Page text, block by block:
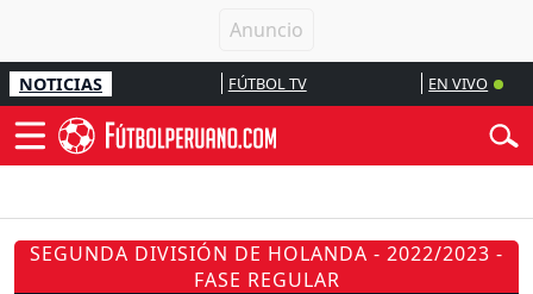
NOTICIAS FÚTBOL TV EN VIVO
SEGUNDA DIVISIÓN DE HOLANDA - 2022/2023 -
FASE REGULAR